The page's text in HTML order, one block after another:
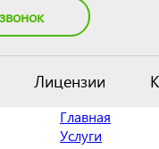
Лицензии
Главная
Услуги